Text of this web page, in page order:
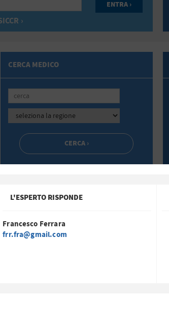
›
CERCA MEDICO
L'ESPERTO RISPONDE
Francesco Ferrara
frr.fra@gmail.com